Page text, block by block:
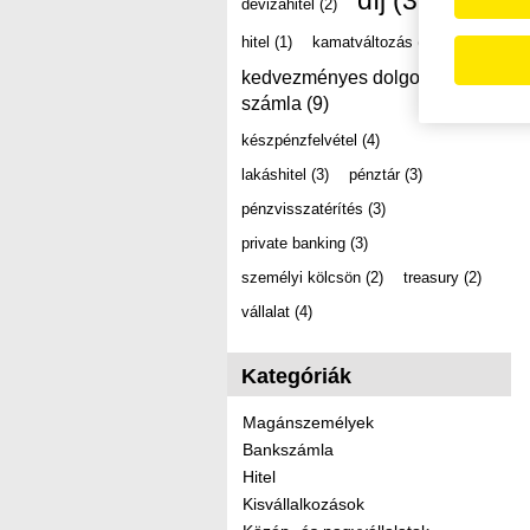
devizahitel (2)
hitel (1) kamatváltozás (2)
kedvezményes dolgozói
számla (9)
készpénzfelvétel (4)
lakáshitel (3) pénztár (3)
pénzvisszatérítés (3)
private banking (3)
személyi kölcsön (2) treasury (2)
vállalat (4)
Kategóriák
Magánszemélyek
Bankszámla
Hitel
Kisvállalkozások